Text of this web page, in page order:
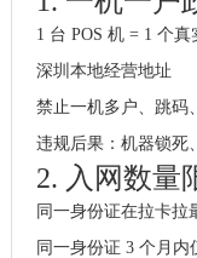
1 台 POS 机 = 1 个
深圳本地经营地址
禁止一机多户、跳码
违规后果：机器锁死
2. 入网数量
同一身份证在拉卡拉
同一身份证 3 个月内